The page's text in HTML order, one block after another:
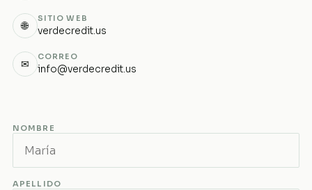
🌐
SITIO WEB
verdecredit.us
✉
CORREO
info@verdecredit.us
NOMBRE
APELLIDO